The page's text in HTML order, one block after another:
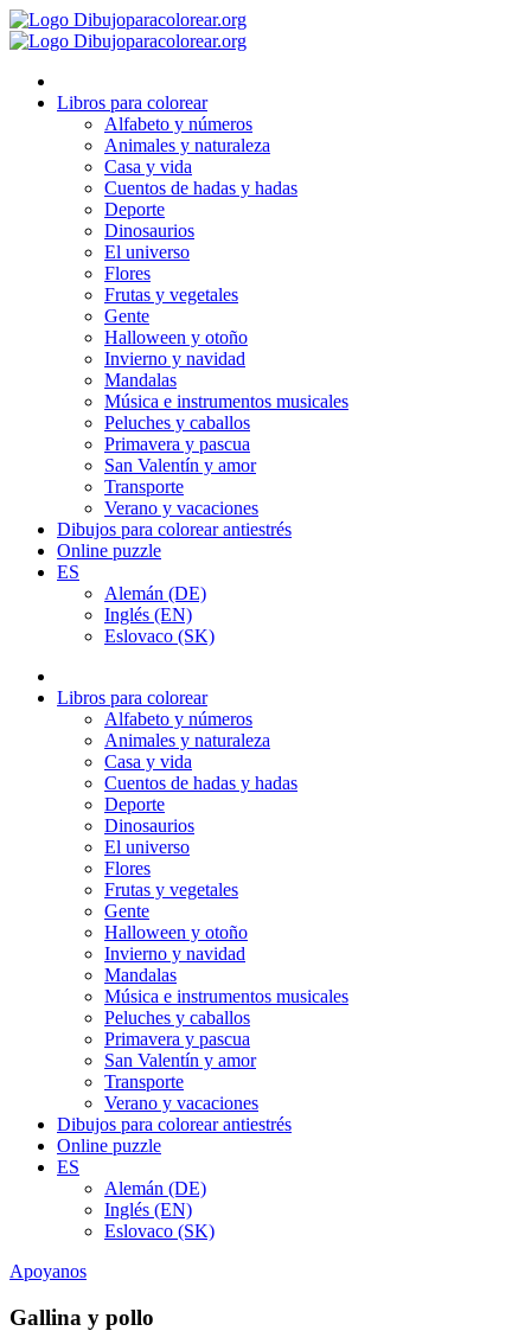
Ir
al
Libros para colorear
Alfabeto y números
Animales y naturaleza
Casa y vida
Cuentos de hadas y hadas
Deporte
Dinosaurios
El universo
Flores
Frutas y vegetales
Gente
Halloween y otoño
Invierno y navidad
Mandalas
Música e instrumentos musicales
Peluches y caballos
Primavera y pascua
San Valentín y amor
Transporte
Verano y vacaciones
Dibujos para colorear antiestrés
Online puzzle
ES
Alemán (DE)
Inglés (EN)
Eslovaco (SK)
Libros para colorear
Alfabeto y números
Animales y naturaleza
Casa y vida
Cuentos de hadas y hadas
Deporte
Dinosaurios
El universo
Flores
Frutas y vegetales
Gente
Halloween y otoño
Invierno y navidad
Mandalas
Música e instrumentos musicales
Peluches y caballos
Primavera y pascua
San Valentín y amor
Transporte
Verano y vacaciones
Dibujos para colorear antiestrés
Online puzzle
ES
Alemán (DE)
Inglés (EN)
Eslovaco (SK)
Apoyanos
Gallina y pollo